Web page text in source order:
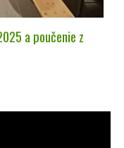
a poučenie z